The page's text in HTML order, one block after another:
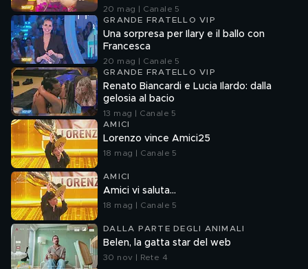
20 mag | Canale 5
GRANDE FRATELLO VIP
Una sorpresa per Ilary e il ballo con
Francesca
20 mag | Canale 5
GRANDE FRATELLO VIP
Renato Biancardi e Lucia Ilardo: dalla
gelosia al bacio
13 mag | Canale 5
AMICI
Lorenzo vince Amici25
18 mag | Canale 5
AMICI
Amici vi saluta...
18 mag | Canale 5
DALLA PARTE DEGLI ANIMALI
Belen, la gatta star del web
30 nov | Rete 4